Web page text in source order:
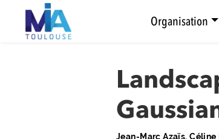
Organisation
Jean-Marc Azaïs, Céline